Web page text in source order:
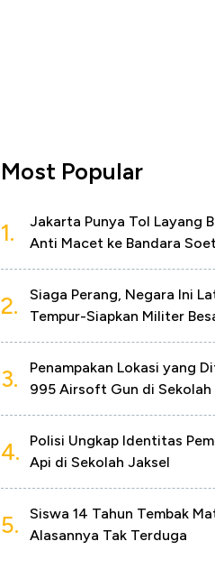
Most Popular
1.
Jakarta Punya Tol Layang
Anti Macet ke Bandara
2.
Siaga Perang, Negara Ini
Tempur-Siapkan Militer
3.
Penampakan Lokasi yang
995 Airsoft Gun di Sekolah
4.
Polisi Ungkap Identitas
Api di Sekolah Jaksel
5.
Siswa 14 Tahun Tembak
Alasannya Tak Terduga